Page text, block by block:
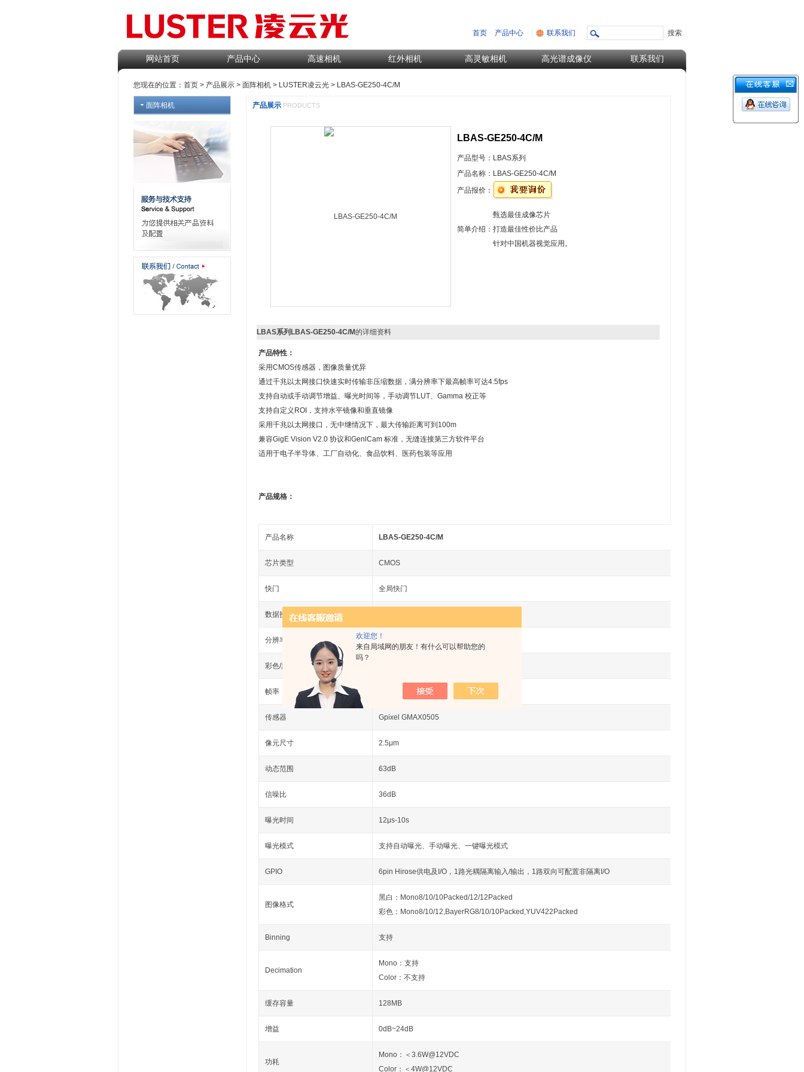
欢迎您！
来自局域网的朋友！有什么可以帮助您的
吗？
首页 产品中心 联系我们
网站首页 产品中心 高速相机 红外相机 高灵敏相机 高光谱成像仪 联系我们
您现在的位置： 首页 > 产品展示 > 面阵相机 > LUSTER凌云光 > LBAS-GE250-4C/M
面阵相机 产品展示 PRODUCTS
LBAS-GE250-4C/M
产品型号： LBAS系列
产品名称： LBAS-GE250-4C/M
产品报价：
简单介绍：
甄选最佳成像芯片
打造最佳性价比产品
针对中国机器视觉应用。
LBAS系列LBAS-GE250-4C/M的详细资料
产品特性：
采用CMOS传感器，图像质量优异
通过千兆以太网接口快速实时传输非压缩数据，满分辨率下最高帧率可达4.5fps
支持自动或手动调节增益、曝光时间等，手动调节LUT、Gamma 校正等
支持自定义ROI，支持水平镜像和垂直镜像
采用千兆以太网接口，无中继情况下，最大传输距离可到100m
兼容GigE Vision V2.0 协议和GenlCam 标准，无缝连接第三方软件平台
适用于电子半导体、工厂自动化、食品饮料、医药包装等应用
产品规格：
产品名称 LBAS-GE250-4C/M
芯片类型 CMOS
快门 全局快门
数据接口
分辨率 5120 × 5120
彩色/黑白
帧率
传感器 Gpixel GMAX0505
像元尺寸 2.5μm
动态范围 63dB
信噪比 36dB
曝光时间 12μs-10s
曝光模式 支持自动曝光、手动曝光、一键曝光模式
GPIO 6pin Hirose供电及I/O，1路光耦隔离输入/输出，1路双向可配置非隔离I/O
图像格式
黑白：Mono8/10/10Packed/12/12Packed
彩色：Mono8/10/12,BayerRG8/10/10Packed,YUV422Packed
Binning 支持
Decimation
Mono：支持
Color：不支持
缓存容量 128MB
增益 0dB~24dB
功耗
Mono：＜3.6W@12VDC
Color：＜4W@12VDC